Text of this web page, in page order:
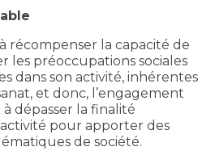
récompenser la capacité de
les préoccupations sociales
dans son activité, inhérentes
et donc, l’engagement
dépasser la finalité
pour apporter des
de société.